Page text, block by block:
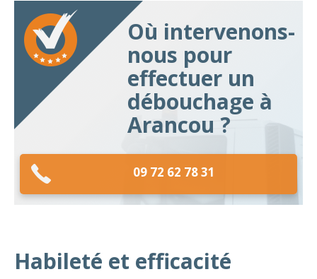
Où intervenons-
nous pour
effectuer un
débouchage à
Arancou ?
09 72 62 78 31
Habileté et efficacité